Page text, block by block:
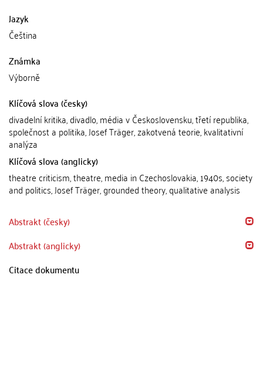
Jazyk
Čeština
Známka
Výborně
Klíčová slova (česky)
divadelní kritika, divadlo, média v Československu, třetí republika,
společnost a politika, Josef Träger, zakotvená teorie, kvalitativní
analýza
Klíčová slova (anglicky)
theatre criticism, theatre, media in Czechoslovakia, 1940s, society
and politics, Josef Träger, grounded theory, qualitative analysis
Abstrakt (česky)
Abstrakt (anglicky)
Citace dokumentu